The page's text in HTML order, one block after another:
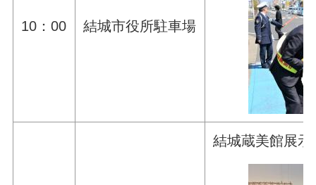
10：00 結城市役所駐車場
結城蔵美館展